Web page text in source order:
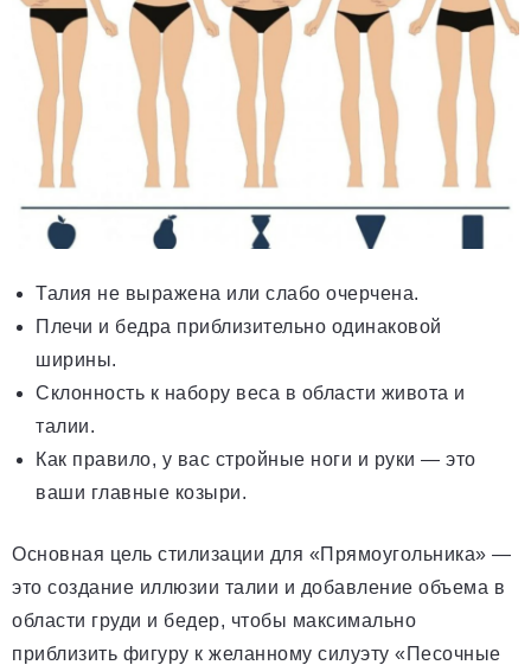
Талия не выражена или слабо очерчена.
Плечи и бедра приблизительно одинаковой
ширины.
Склонность к набору веса в области живота и
талии.
Как правило, у вас стройные ноги и руки — это
ваши главные козыри.
Основная цель стилизации для «Прямоугольника» —
это создание иллюзии талии и добавление объема в
области груди и бедер, чтобы максимально
приблизить фигуру к желанному силуэту «Песочные